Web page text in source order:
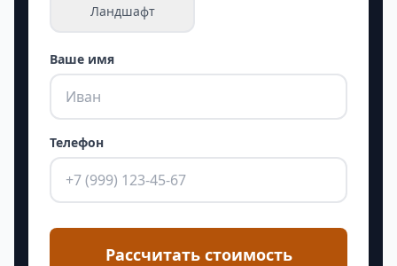
Ландшафт
Ваше имя
Телефон
Рассчитать стоимость